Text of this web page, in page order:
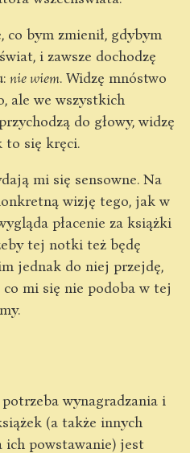
co bym zmienił, gdybym
i zawsze dochodzę
nie wiem. Widzę mnóstwo
ale we wszystkich
do głowy, widzę
to się kręci.
mi się sensowne. Na
wizję tego, jak w
płacenie za książki
tej notki też będę
jednak do niej przejdę,
co mi się nie podoba w tej
wynagradzania i
(a także innych
ich powstawanie) jest